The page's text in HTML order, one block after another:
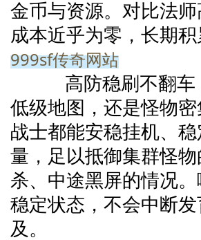
金币与资源。对比法
成本近乎为零，长期
999sf传奇网站
高防稳刷不翻车
低级地图，还是怪物
战士都能安稳挂机、
量，足以抵御集群怪
杀、中途黑屏的情况
稳定状态，不会中断
及。